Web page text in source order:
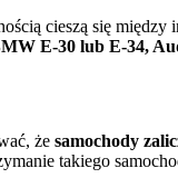
cieszą się między
E-30 lub E-34,
że samochody
takiego